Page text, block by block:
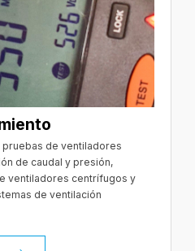
de ventiladores
de caudal y presión,
ventiladores centrífugos y
de ventilación